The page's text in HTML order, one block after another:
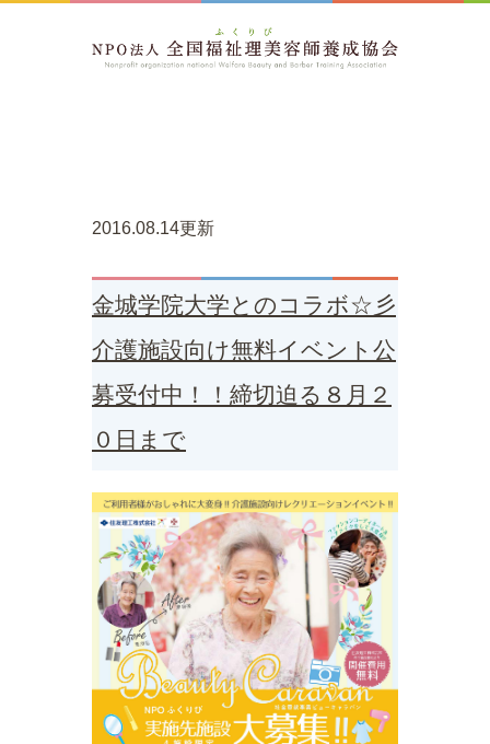
2016.08.14更新
金城学院大学とのコラボ☆彡
介護施設向け無料イベント公
募受付中！！締切迫る８月２
０日まで